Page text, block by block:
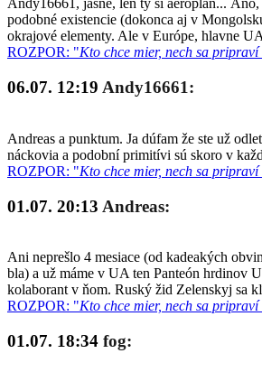
Andy16661, jasné, len ty si aeroplán... Áno,
podobné existencie (dokonca aj v
okrajové elementy. Ale v Európe, hlavne
ROZPOR: "Kto chce mier, nech sa
06.07. 12:19 Andy16661:
Andreas a punktum. Ja dúfam že ste už
náckovia a podobní primitívi sú skoro v
ROZPOR: "Kto chce mier, nech sa
01.07. 20:13 Andreas:
Ani neprešlo 4 mesiace (od kadeakých
bla) a už máme v UA ten Panteón hrdinov
kolaborant v ňom. Ruský žid Zelenskyj sa
ROZPOR: "Kto chce mier, nech sa
01.07. 18:34 fog: